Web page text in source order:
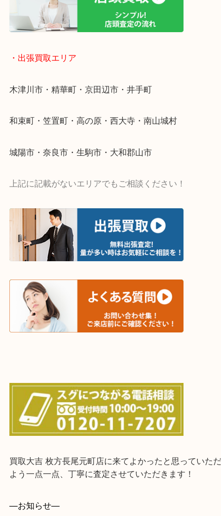
物を整理するケースは年々増加傾向です。
値段つくものがわからないから何を持っていけばわ
・出張買取エリア
木津川市・精華町・京田辺市・井手町
和束町・笠置町・高の原・西大寺・南山城村
城陽市・奈良市・生駒市・大和郡山市